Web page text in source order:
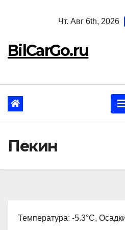
Чт. Авг 6th, 2026
BilCarGo.ru
Пекин
Температура: -5.3°C,